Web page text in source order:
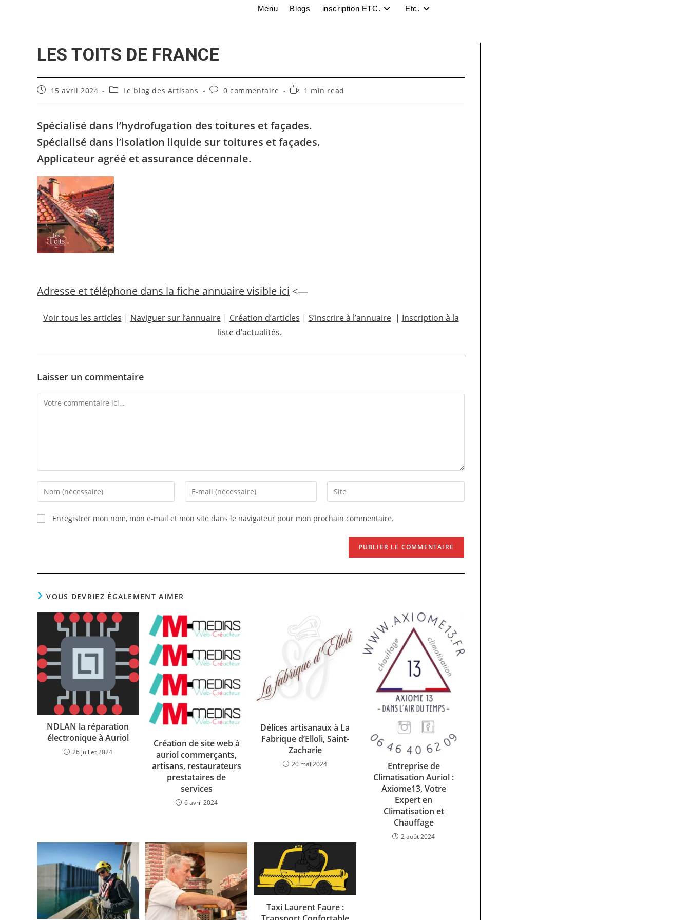
Menu Blogs inscription ETC. Etc.
LES TOITS DE FRANCE
Publication
15 avril 2024
PostLe blog des Artisans
Commentaires
0 commentaire
Temps1 min read
Spécialisé dans l’hydrofugation des toitures et façades.
Spécialisé dans l’isolation liquide sur toitures et façades.
Applicateur agréé et assurance décennale.
Adresse et téléphone dans la fiche annuaire visible ici <—
Voir tous les articles | Naviguer sur l’annuaire| Création d’articles | S’inscrire à l’annuaire| Inscription à la
liste d’actualités.
Laisser un commentaire
Comment
Enter
your
name
or
Enter
your
Saisir
l’URL
(facultatif)
Enregistrer mon nom, mon e-mail et mon site dans le navigateur pour mon prochain commentaire.
VOUS DEVRIEZ ÉGALEMENT AIMER
NDLAN la réparation
électronique à Auriol
26 juillet 2024
Création de site web à
auriol commerçants,
artisans, restaurateurs
prestataires de
services
6 avril 2024
Délices artisanaux à La
Fabrique d’Elloli, Saint-
Zacharie
20 mai 2024
Entreprise de
Climatisation Auriol :
Axiome13, Votre
Expert en
Climatisation et
Chauffage
2 août 2024
Taxi Laurent Faure :